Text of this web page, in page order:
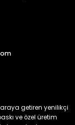
araya getiren yenilikçi
ve özel üretim